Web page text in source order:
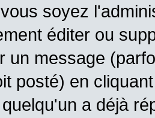
soyez
éditer ou
un message
posté) en
a déjà